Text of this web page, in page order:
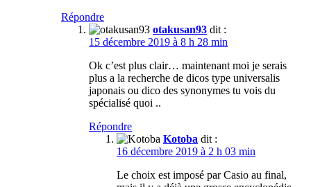
Répondre
otakusan93 dit :
15 décembre 2019 à 8 h 28 min
Ok c’est plus clair… maintenant moi je serais
plus a la recherche de dicos type universalis
japonais ou dico des synonymes tu vois du
spécialisé quoi ..
Répondre
Kotoba dit :
16 décembre 2019 à 2 h 03 min
Le choix est imposé par Casio au final,